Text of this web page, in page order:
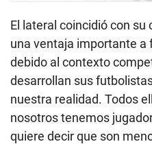
El lateral coincidió con
una ventaja importante a
debido al contexto
desarrollan sus
nuestra realidad. Todos
nosotros tenemos
quiere decir que son